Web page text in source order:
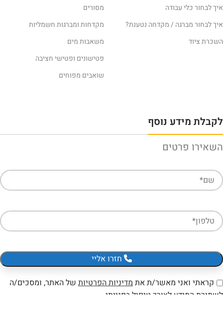
מסורים
מקדחות ומברגות חשמליות
משאבות מים
פטישונים ופטישי חציבה
שואבים מפוחים
איך לבחור כלי עבודה
איך לבחור מברגה / מקדחה נטענת?
השכרת ציוד
לקבלת מידע נוסף
השאירו פרטים
חזרו אליי
קראתי ואני מאשר/ת אתמדיניות הפרטיות של האתר, ומסכים/ה
לשמירת המידע לצורך טיפול בפנייתי.